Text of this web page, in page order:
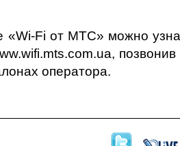
«Wi-Fi от МТС» можно
оператора.